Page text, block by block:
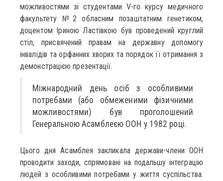
можливостями зі студентами V-го курсу медичного
факультету №2 обласним позаштатним генетиком,
доцентом Іриною Ластівкою був проведений круглий
стіл, присвячений правам на державну допомогу
інвалідів та орфанних хворих та порядок її отримання з
демонстрацією презентації.
Міжнародний день осіб з особливими
потребами (або обмеженими фізичними
можливостями) був проголошений
Генеральною Асамблеєю ООН у 1982 році.
Цього дня Асамблея закликала держави-члени ООН
проводити заходи, спрямовані на подальшу інтеграцію
людей з особливими потребами у життя суспільства.